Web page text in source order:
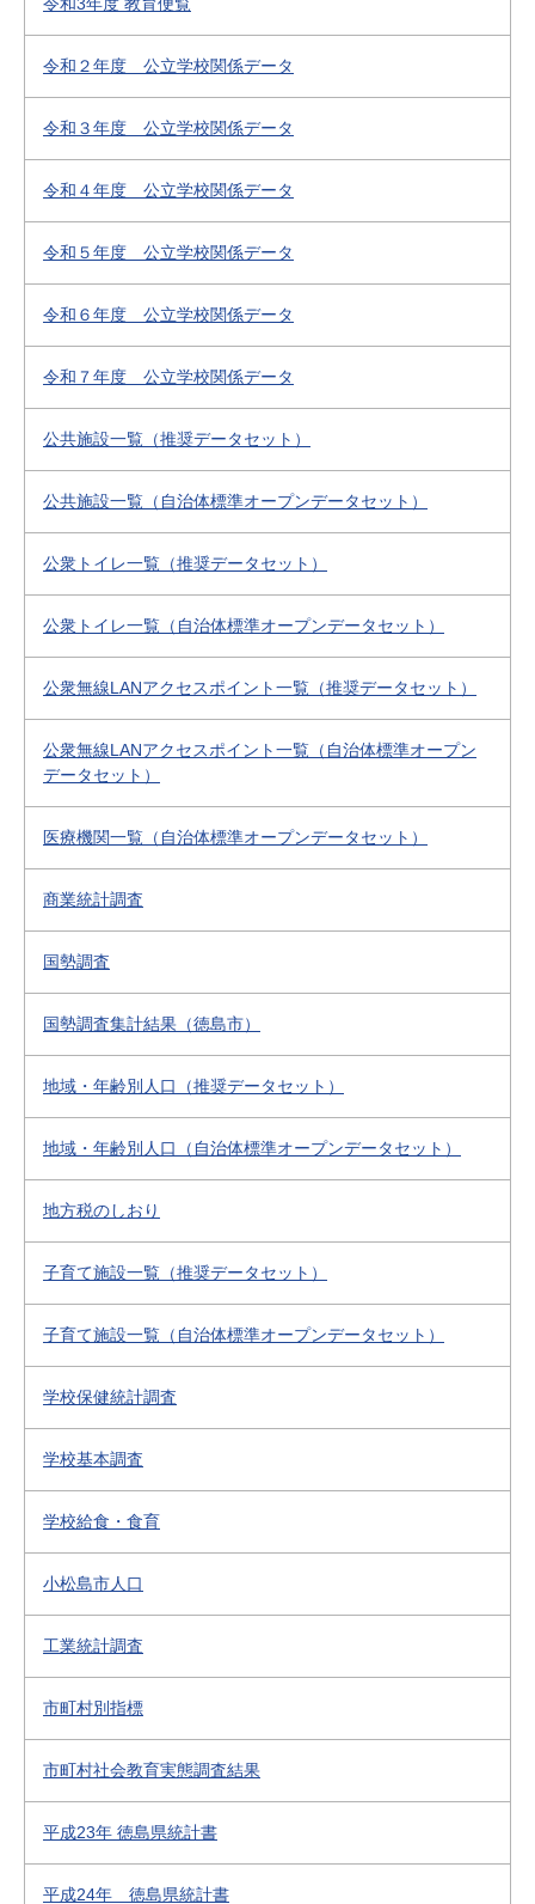
令和２年度 公立学校関係データ
令和３年度 公立学校関係データ
令和４年度 公立学校関係データ
令和５年度 公立学校関係データ
令和６年度 公立学校関係データ
令和７年度 公立学校関係データ
公共施設一覧（推奨データセット）
公共施設一覧（自治体標準オープンデータセット）
公衆トイレ一覧（推奨データセット）
公衆トイレ一覧（自治体標準オープンデータセット）
公衆無線LANアクセスポイント一覧（推奨データセット）
公衆無線LANアクセスポイント一覧（自治体標準オープン
データセット）
医療機関一覧（自治体標準オープンデータセット）
商業統計調査
国勢調査
国勢調査集計結果（徳島市）
地域・年齢別人口（推奨データセット）
地域・年齢別人口（自治体標準オープンデータセット）
地方税のしおり
子育て施設一覧（推奨データセット）
子育て施設一覧（自治体標準オープンデータセット）
学校保健統計調査
学校基本調査
学校給食・食育
小松島市人口
工業統計調査
市町村別指標
市町村社会教育実態調査結果
平成23年 徳島県統計書
平成24年 徳島県統計書